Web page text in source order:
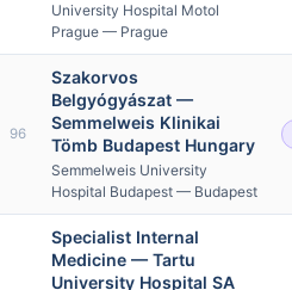
University Hospital Motol
Prague — Prague
96
Szakorvos
Belgyógyászat —
Semmelweis Klinikai
Tömb Budapest Hungary
Semmelweis University
Hospital Budapest — Budapest
Specialist Internal
Medicine — Tartu
University Hospital SA